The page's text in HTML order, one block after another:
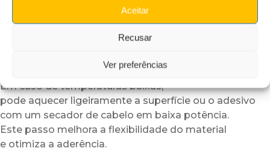
Aceitar
Recusar
Ver preferências
o plexiglass autocolante é mais fácil de manusear
do que um simples vinil adesivo.
Para facilitar ainda mais a instalação,
temperatura moderada.
Em caso de temperaturas baixas,
pode aquecer ligeiramente a superfície ou o adesivo
com um secador de cabelo em baixa potência.
Este passo melhora a flexibilidade do material
e otimiza a aderência.